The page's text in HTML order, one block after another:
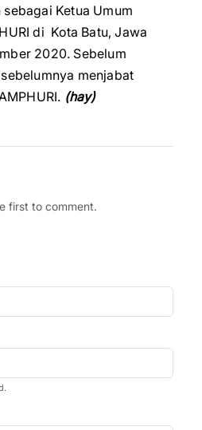
Ketua Umum
di Kota Batu, Jawa
2020. Sebelum
menjabat
(hay)
first to comment.